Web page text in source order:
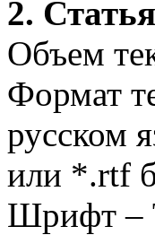
2. Статья
Объем
Формат
русском
или *.rtf
Шрифт –